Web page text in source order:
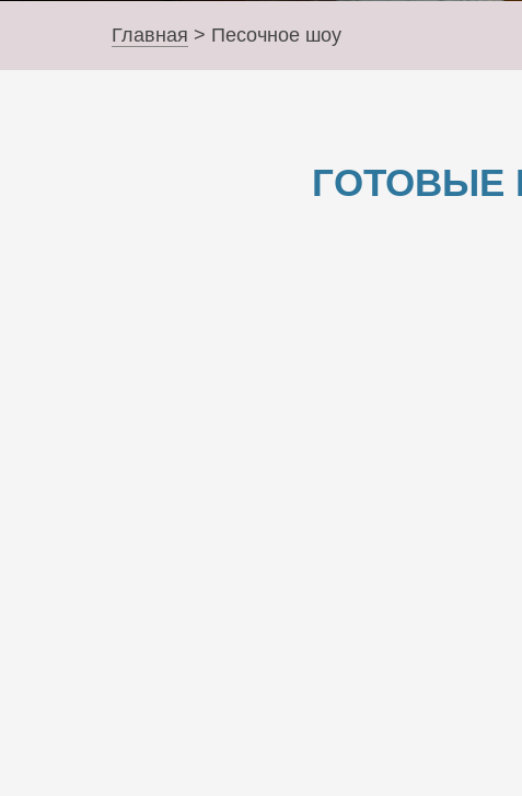
Главная > Песочное шоу
ГОТОВЫЕ